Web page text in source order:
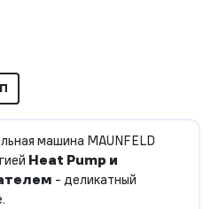
машина MAUNFELD
Heat Pump и
- деликатный